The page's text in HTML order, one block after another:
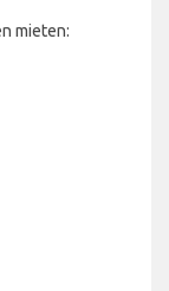
mieten: